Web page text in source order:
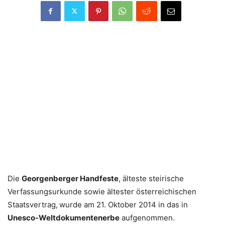
Die Georgenberger Handfeste, älteste steirische
Verfassungsurkunde sowie ältester österreichischen
Staatsvertrag, wurde am 21. Oktober 2014 in das in
Unesco-Weltdokumentenerbe aufgenommen.